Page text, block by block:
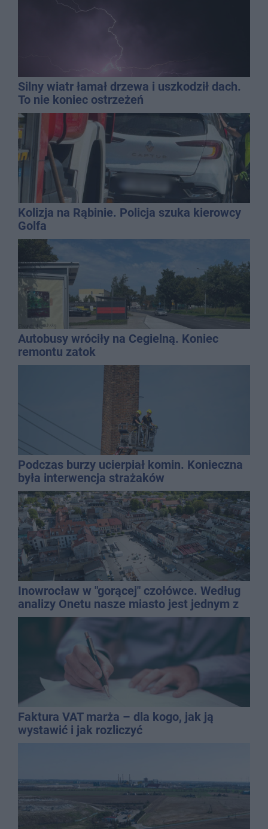
Silny wiatr łamał drzewa i uszkodził dach.
To nie koniec ostrzeżeń
Kolizja na Rąbinie. Policja szuka kierowcy
Golfa
Autobusy wróciły na Cegielną. Koniec
remontu zatok
Podczas burzy ucierpiał komin. Konieczna
była interwencja strażaków
Inowrocław w "gorącej" czołówce. Według
analizy Onetu nasze miasto jest jednym z
najbardziej narażonych na upały
Faktura VAT marża – dla kogo, jak ją
wystawić i jak rozliczyć